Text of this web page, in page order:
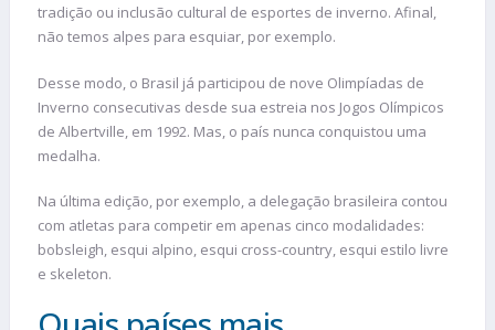
tradição ou inclusão cultural de esportes de inverno. Afinal,
não temos alpes para esquiar, por exemplo.
Desse modo, o Brasil já participou de nove Olimpíadas de
Inverno consecutivas desde sua estreia nos Jogos Olímpicos
de Albertville, em 1992. Mas, o país nunca conquistou uma
medalha.
Na última edição, por exemplo, a delegação brasileira contou
com atletas para competir em apenas cinco modalidades:
bobsleigh, esqui alpino, esqui cross-country, esqui estilo livre
e skeleton.